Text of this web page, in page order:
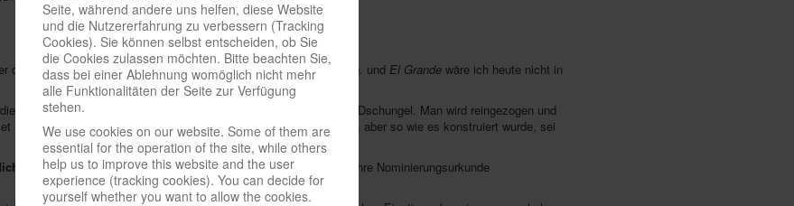
die Nominierungszeremonie moderieren wird. „OhneHeimlich & Co. und El Grande wäre ich heute nicht in
Ausstattung“, sagt Juror
. „Man riecht förmlich den Dschungel. Man wird reingezogen und
ist einfach ideal.“ Der Mix der Mechanismen ist es. Nichts ist neu, aber so wie es konstruiert wurde, sei
Stachova, die für ihren MannMichal Stachauf der Bühne ihre Nominierungsurkunde
Seite, während andere uns helfen, diese Website
und die Nutzererfahrung zu verbessern (Tracking
Cookies). Sie können selbst entscheiden, ob Sie
die Cookies zulassen möchten. Bitte beachten Sie,
dass bei einer Ablehnung womöglich nicht mehr
alle Funktionalitäten der Seite zur Verfügung
stehen.
We use cookies on our website. Some of them are
essential for the operation of the site, while others
help us to improve this website and the user
experience (tracking cookies). You can decide for
yourself whether you want to allow the cookies.